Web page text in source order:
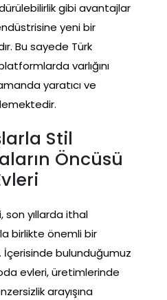
gibi avantajlar
yeni bir
Bu sayede Türk
varlığını
yaratıcı ve
Stil
Öncüsü
son yıllarda ithal
birlikte önemli bir
bulunduğumuz
evleri, üretimlerinde
arayışına